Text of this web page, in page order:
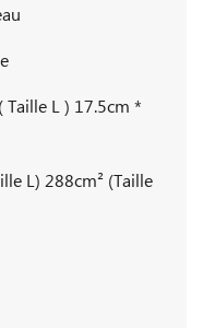
L ) 17.5cm *
L) 288cm² (Taille